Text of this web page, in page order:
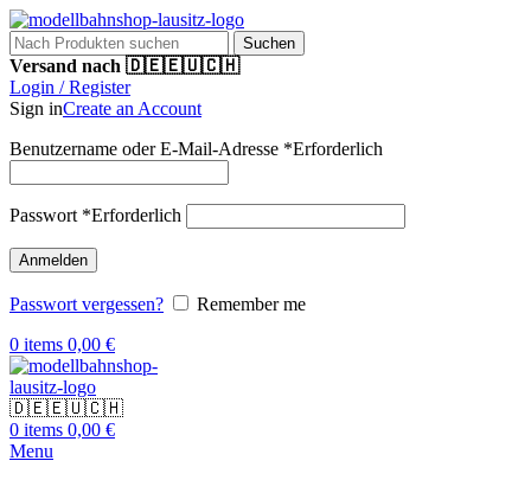
Suchen
Versand nach 🇩🇪🇪🇺🇨🇭
Login / Register
Sign inCreate an Account
Benutzername oder E-Mail-Adresse *Erforderlich
Passwort *Erforderlich
Anmelden
Passwort vergessen?
Remember me
0 items 0,00 €
🇩🇪🇪🇺🇨🇭
0 items 0,00 €
Menu